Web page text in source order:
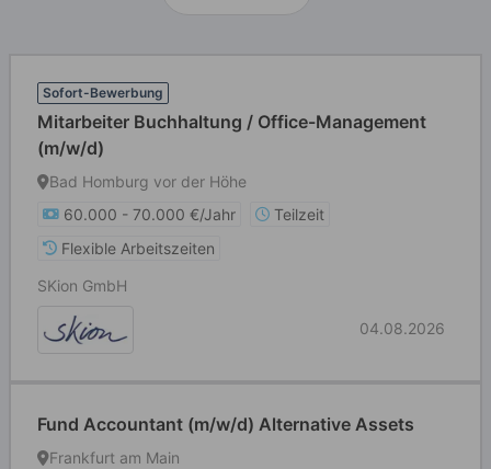
Sofort-Bewerbung
Mitarbeiter Buchhaltung / Office-Management
(m/w/d)
Bad Homburg vor der Höhe
60.000 - 70.000 €/Jahr
Teilzeit
Flexible Arbeitszeiten
SKion GmbH
04.08.2026
Fund Accountant (m/w/d) Alternative Assets
Frankfurt am Main